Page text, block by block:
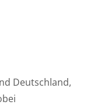
Deutschland,